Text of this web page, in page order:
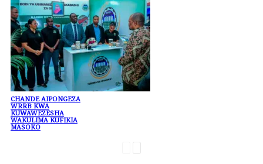
CHANDE AIPONGEZA
WRRB KWA
KUWAWEZESHA
WAKULIMA KUFIKIA
MASOKO